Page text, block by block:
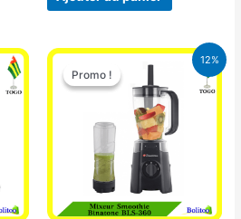
12%
Promo !
Promo !
Le
prix
initial
était :
25.000 CFA.
Le
prix
actuel
est :